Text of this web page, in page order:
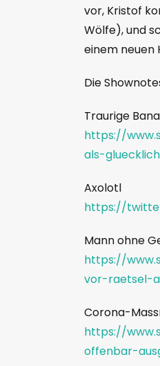
vor, Kristof
Wölfe), und
einem neuen
Die
Traurige
https://
als-
Axolotl
https://
Mann ohne
https://
vor-raetsel-
Corona-
https://
offenbar-